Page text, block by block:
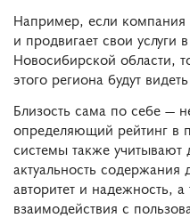
Например, если
и продвигает свои услуги
Новосибирской области,
этого региона будут
Близость сама по себе —
определяющий рейтинг в
системы также учитывают
актуальность содержания
авторитет и надежность, а
взаимодействия с